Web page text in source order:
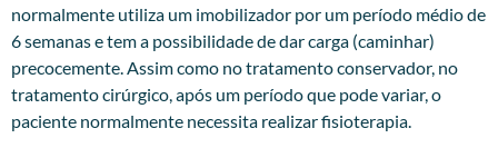
normalmente utiliza um imobilizador por um período médio de
6 semanas e tem a possibilidade de dar carga (caminhar)
precocemente. Assim como no tratamento conservador, no
tratamento cirúrgico, após um período que pode variar, o
paciente normalmente necessita realizar fisioterapia.